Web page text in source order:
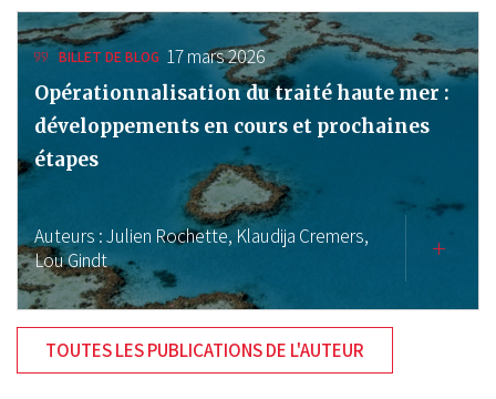
BILLET DE BLOG 17 mars 2026
Opérationnalisation du traité haute mer :
développements en cours et prochaines
étapes
Auteurs :Julien Rochette, Klaudija Cremers,
Lou Gindt
TOUTES LES PUBLICATIONS DE L'AUTEUR